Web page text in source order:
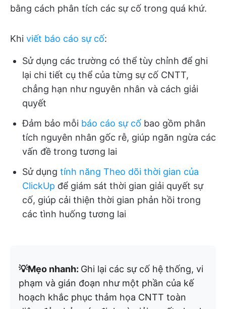
bằng cách phân tích các sự cố trong quá khứ.
Khi viết báo cáo sự cố:
Sử dụng các trường có thể tùy chỉnh để ghi
lại chi tiết cụ thể của từng sự cố CNTT,
chẳng hạn như nguyên nhân và cách giải
quyết
Đảm bảo mỗi báo cáo sự cố bao gồm phân
tích nguyên nhân gốc rễ, giúp ngăn ngừa các
vấn đề trong tương lai
Sử dụng tính năng Theo dõi thời gian của
ClickUp để giám sát thời gian giải quyết sự
cố, giúp cải thiện thời gian phản hồi trong
các tình huống tương lai
💡Mẹo nhanh: Ghi lại các sự cố hệ thống, vi
phạm và gián đoạn như một phần của kế
hoạch khắc phục thảm họa CNTT toàn